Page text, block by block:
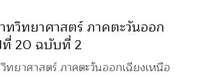
าทวิทยาศาสตร์ ภาคตะวันออก
ที่ 20 ฉบับที่ 2
ทยาศาสตร์ ภาคตะวันออกเฉียงเหนือ